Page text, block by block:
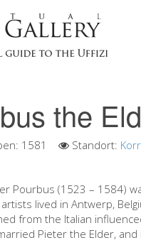
the
1581 Standort:
Pourbus (1523 – 1584)
lived in Antwerp,
from the Italian
Pieter the Elder,